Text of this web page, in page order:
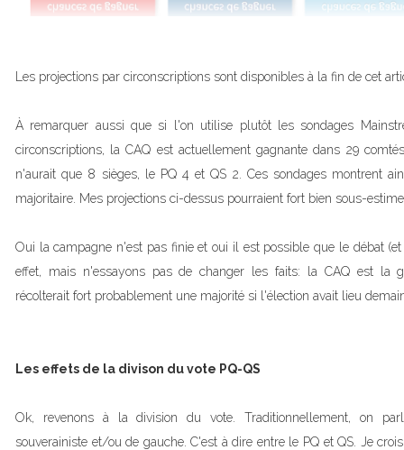
Les projections par circonscriptions sont disponibles à la fin de cet
À remarquer aussi que si l'on utilise plutôt les sondages
circonscriptions, la CAQ est actuellement gagnante dans 29
n'aurait que 8 sièges, le PQ 4 et QS 2. Ces sondages montrent
majoritaire. Mes projections ci-dessus pourraient fort bien sous-
Oui la campagne n'est pas finie et oui il est possible que le débat
effet, mais n'essayons pas de changer les faits: la CAQ est la
récolterait fort probablement une majorité si l'élection avait lieu
Les effets de la divison du vote PQ-QS
Ok, revenons à la division du vote. Traditionnellement, on
souverainiste et/ou de gauche. C'est à dire entre le PQ et QS. Je